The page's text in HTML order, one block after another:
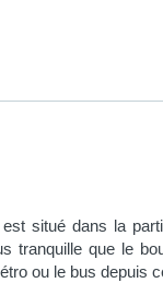
est situé dans la
tranquille que le
ou le bus depuis